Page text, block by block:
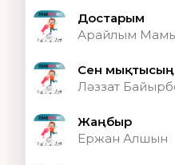
Достарым
Сен мықтысың
Ләззат
Жаңбыр
Ержан Алшын